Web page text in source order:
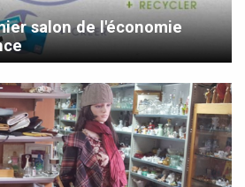
salon de l'économie